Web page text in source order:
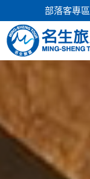
部落客專區
日本專館
郵輪假期
海島假期